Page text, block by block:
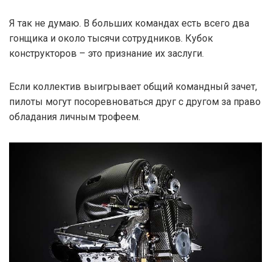
Я так не думаю. В больших командах есть всего два
гонщика и около тысячи сотрудников. Кубок
конструкторов – это признание их заслуги.
Если коллектив выигрывает общий командный зачет,
пилоты могут посоревноваться друг с другом за право
обладания личным трофеем.